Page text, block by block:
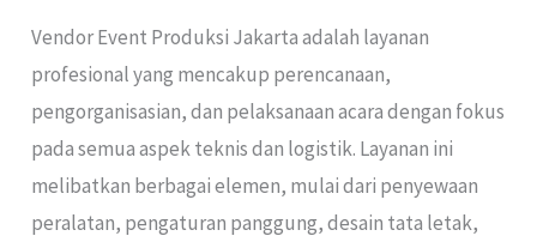
Vendor Event Produksi Jakarta adalah layanan
profesional yang mencakup perencanaan,
pengorganisasian, dan pelaksanaan acara dengan fokus
pada semua aspek teknis dan logistik. Layanan ini
melibatkan berbagai elemen, mulai dari penyewaan
peralatan, pengaturan panggung, desain tata letak,